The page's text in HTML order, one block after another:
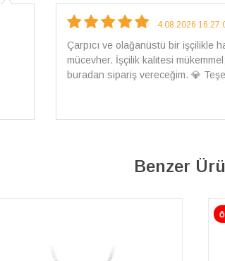
31.07.2026
Harika tam istediğim gibi geldi
arkadaşlara da teşekkür ederim
alışveriş yapabilirsiniz ben artık
Benzer